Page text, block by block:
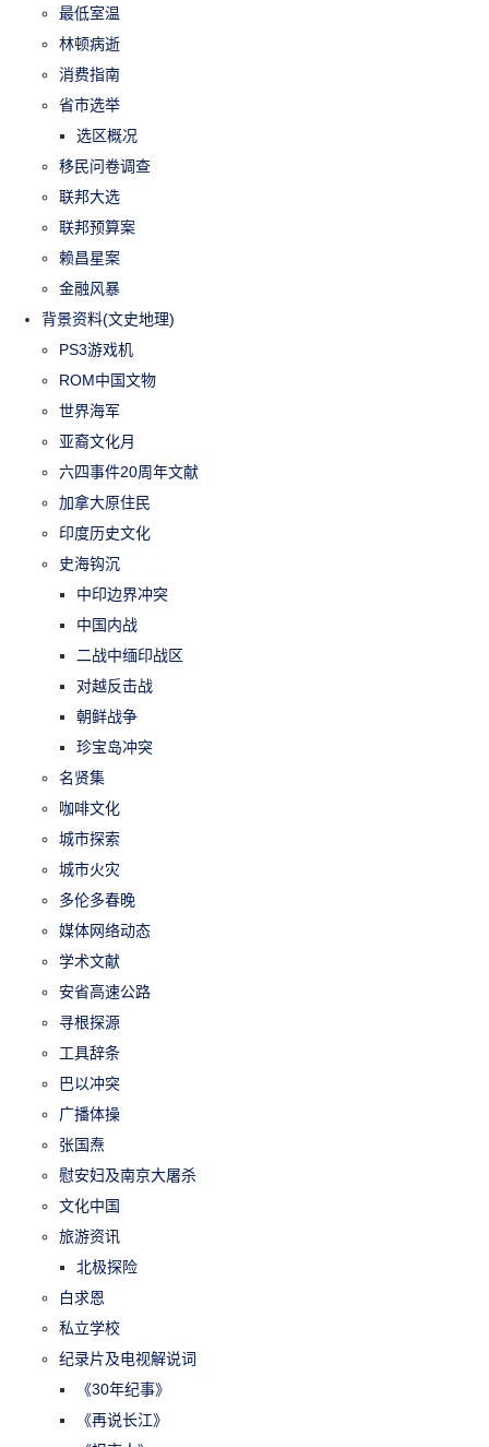
最低室温
林顿病逝
消费指南
省市选举
选区概况
移民问卷调查
联邦大选
联邦预算案
赖昌星案
金融风暴
背景资料(文史地理)
PS3游戏机
ROM中国文物
世界海军
亚裔文化月
六四事件20周年文献
加拿大原住民
印度历史文化
史海钩沉
中印边界冲突
中国内战
二战中缅印战区
对越反击战
朝鲜战争
珍宝岛冲突
名贤集
咖啡文化
城市探索
城市火灾
多伦多春晚
媒体网络动态
学术文献
安省高速公路
寻根探源
工具辞条
巴以冲突
广播体操
张国焘
慰安妇及南京大屠杀
文化中国
旅游资讯
北极探险
白求恩
私立学校
纪录片及电视解说词
《30年纪事》
《再说长江》